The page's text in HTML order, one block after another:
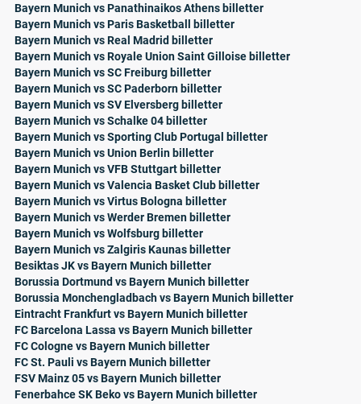
Bayern Munich vs Panathinaikos Athens billetter
Bayern Munich vs Paris Basketball billetter
Bayern Munich vs Real Madrid billetter
Bayern Munich vs Royale Union Saint Gilloise billetter
Bayern Munich vs SC Freiburg billetter
Bayern Munich vs SC Paderborn billetter
Bayern Munich vs SV Elversberg billetter
Bayern Munich vs Schalke 04 billetter
Bayern Munich vs Sporting Club Portugal billetter
Bayern Munich vs Union Berlin billetter
Bayern Munich vs VFB Stuttgart billetter
Bayern Munich vs Valencia Basket Club billetter
Bayern Munich vs Virtus Bologna billetter
Bayern Munich vs Werder Bremen billetter
Bayern Munich vs Wolfsburg billetter
Bayern Munich vs Zalgiris Kaunas billetter
Besiktas JK vs Bayern Munich billetter
Borussia Dortmund vs Bayern Munich billetter
Borussia Monchengladbach vs Bayern Munich billetter
Eintracht Frankfurt vs Bayern Munich billetter
FC Barcelona Lassa vs Bayern Munich billetter
FC Cologne vs Bayern Munich billetter
FC St. Pauli vs Bayern Munich billetter
FSV Mainz 05 vs Bayern Munich billetter
Fenerbahce SK Beko vs Bayern Munich billetter